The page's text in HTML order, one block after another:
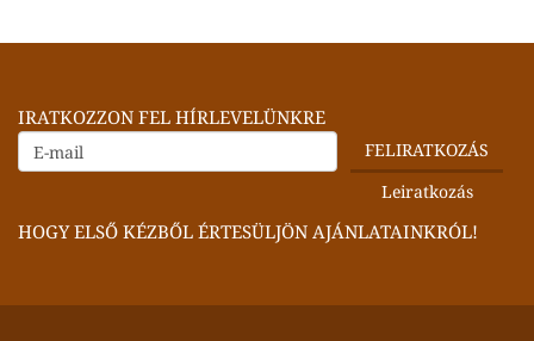
IRATKOZZON FEL HÍRLEVELÜNKRE
HOGY ELSŐ KÉZBŐL ÉRTESÜLJÖN AJÁNLATAINKRÓL!